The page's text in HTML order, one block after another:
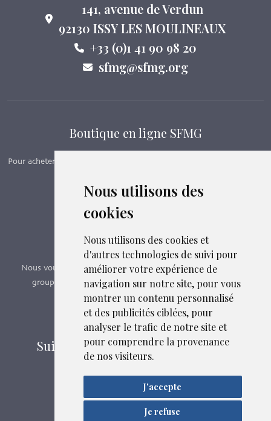
Nous utilisons des
cookies
Nous utilisons des cookies et
d'autres technologies de suivi pour
améliorer votre expérience de
navigation sur notre site, pour vous
montrer un contenu personnalisé
et des publicités ciblées, pour
analyser le trafic de notre site et
pour comprendre la provenance
de nos visiteurs.
J'accepte
Je refuse
141, avenue de Verdun
92130 ISSY LES MOULINEAUX
+33 (0)1 41 90 98 20
sfmg@sfmg.org
Boutique en ligne SFMG
Pour acheter nos manuels, adhérer et payer ses cotisations en ligne,
Boutique en ligne
Formations SFMG
Nous vous proposons des formations e-learning, présentiels,
groupes de pairs - Certificat QUALIOPI n° 2020/89171.3
Découvrir nos formations
Suivez-nous sur les réseaux sociaux
Mentions légales
Confidentialité